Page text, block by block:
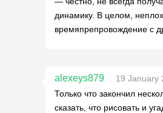
динамику. В целом,
времяпрепровождение с
alexeys879
19 January
Только что закончил
сказать, что рисовать и